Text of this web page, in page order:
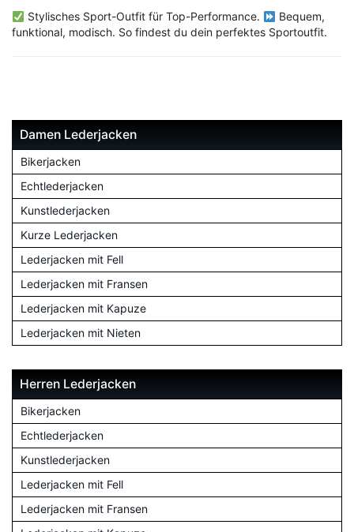
Stylisches Sport-Outfit für Top-Performance.
Bequem,
funktional, modisch. So findest du dein perfektes Sportoutfit.
Damen Lederjacken
Bikerjacken
Echtlederjacken
Kunstlederjacken
Kurze Lederjacken
Lederjacken mit Fell
Lederjacken mit Fransen
Lederjacken mit Kapuze
Lederjacken mit Nieten
Herren Lederjacken
Bikerjacken
Echtlederjacken
Kunstlederjacken
Lederjacken mit Fell
Lederjacken mit Fransen